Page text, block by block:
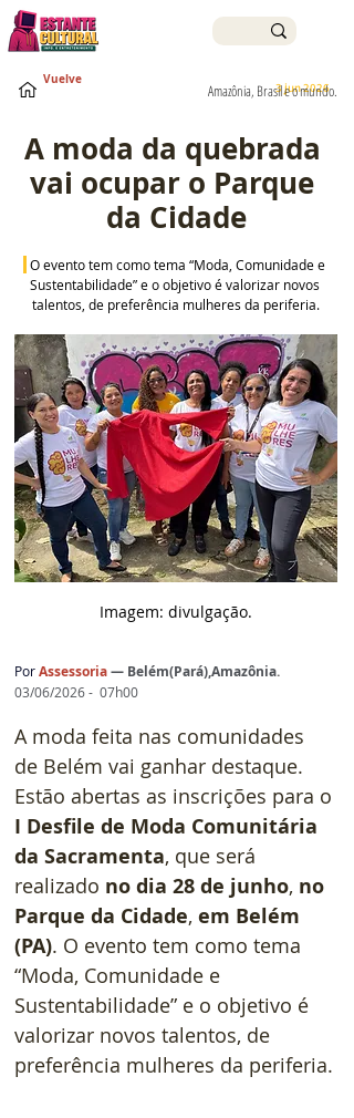
3 jun 2026
Amazônia, Brasil e o mundo.
Vuelve
A moda da quebrada
vai ocupar o Parque
da Cidade
O evento tem como tema “Moda, Comunidade e
Sustentabilidade” e o objetivo é valorizar novos
talentos, de preferência mulheres da periferia.
Imagem: divulgação.
Por Assessoria— Belém(Pará),Amazônia.
03/06/2026 -  07h00
A moda feita nas comunidades
de Belém vai ganhar destaque.
Estão abertas as inscrições para o
I Desfile de Moda Comunitária
da Sacramenta, que será
realizado no dia 28 de junho, no
Parque da Cidade, em Belém
(PA). O evento tem como tema
“Moda, Comunidade e
Sustentabilidade” e o objetivo é
valorizar novos talentos, de
preferência mulheres da periferia.